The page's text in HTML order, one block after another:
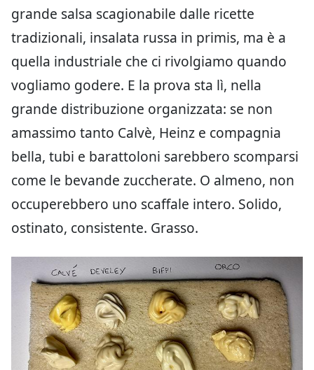
grande salsa scagionabile dalle ricette
tradizionali, insalata russa in primis, ma è a
quella industriale che ci rivolgiamo quando
vogliamo godere. E la prova sta lì, nella
grande distribuzione organizzata: se non
amassimo tanto Calvè, Heinz e compagnia
bella, tubi e barattoloni sarebbero scomparsi
come le bevande zuccherate. O almeno, non
occuperebbero uno scaffale intero. Solido,
ostinato, consistente. Grasso.